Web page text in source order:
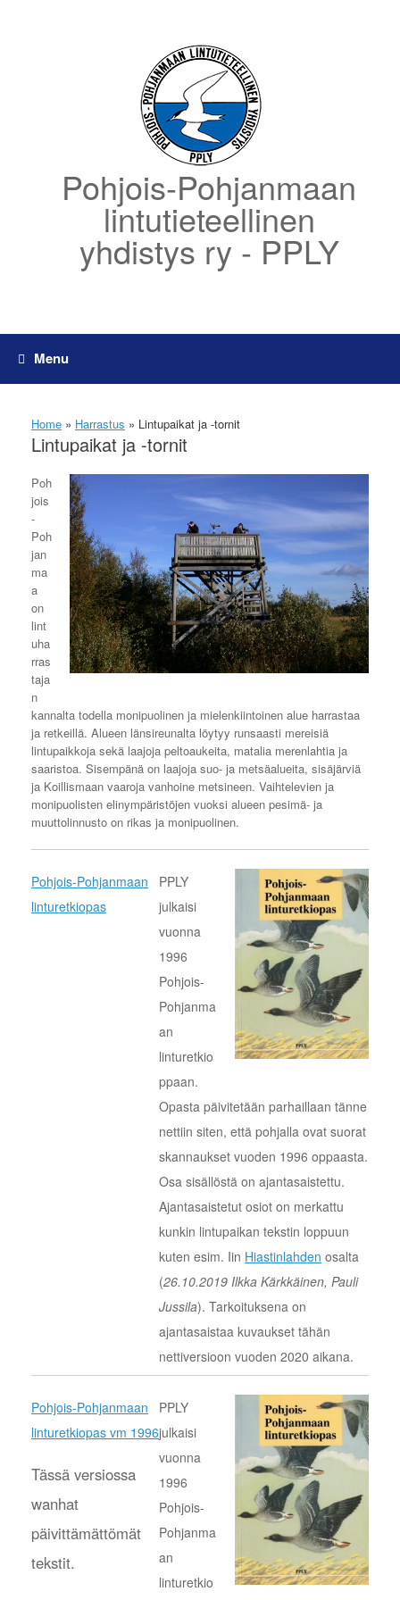
Pohjois-Pohjanmaan
lintutieteellinen
yhdistys ry - PPLY
Menu
Home » Harrastus » Lintupaikat ja -tornit
Lintupaikat ja -tornit
Poh
jois
-
Poh
jan
ma
a
on
lint
uha
rras
taja
n
kannalta todella monipuolinen ja mielenkiintoinen alue harrastaa
ja retkeillä. Alueen länsireunalta löytyy runsaasti mereisiä
lintupaikkoja sekä laajoja peltoaukeita, matalia merenlahtia ja
saaristoa. Sisempänä on laajoja suo- ja metsäalueita, sisäjärviä
ja Koillismaan vaaroja vanhoine metsineen. Vaihtelevien ja
monipuolisten elinympäristöjen vuoksi alueen pesimä- ja
muuttolinnusto on rikas ja monipuolinen.
Pohjois-Pohjanmaan
linturetkiopas
PPLY
julkaisi
vuonna
1996
Pohjois-
Pohjanma
an
linturetkio
ppaan.
Opasta päivitetään parhaillaan tänne
nettiin siten, että pohjalla ovat suorat
skannaukset vuoden 1996 oppaasta.
Osa sisällöstä on ajantasaistettu.
Ajantasaistetut osiot on merkattu
kunkin lintupaikan tekstin loppuun
kuten esim. Iin Hiastinlahden osalta
(26.10.2019 Ilkka Kärkkäinen, Pauli
Jussila). Tarkoituksena on
ajantasaistaa kuvaukset tähän
nettiversioon vuoden 2020 aikana.
Pohjois-Pohjanmaan
linturetkiopas vm 1996
Tässä versiossa
wanhat
päivittämättömät
tekstit.
PPLY
julkaisi
vuonna
1996
Pohjois-
Pohjanma
an
linturetkio